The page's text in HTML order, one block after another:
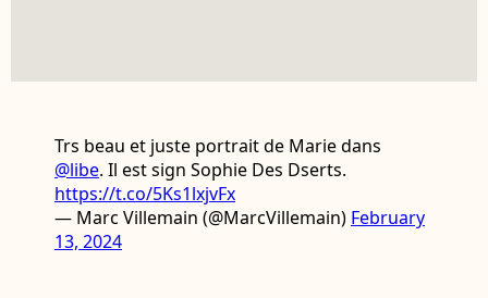
Trs beau et juste portrait de Marie dans
@libe. Il est sign Sophie Des Dserts.
https://t.co/5Ks1lxjvFx
— Marc Villemain (@MarcVillemain) February
13, 2024